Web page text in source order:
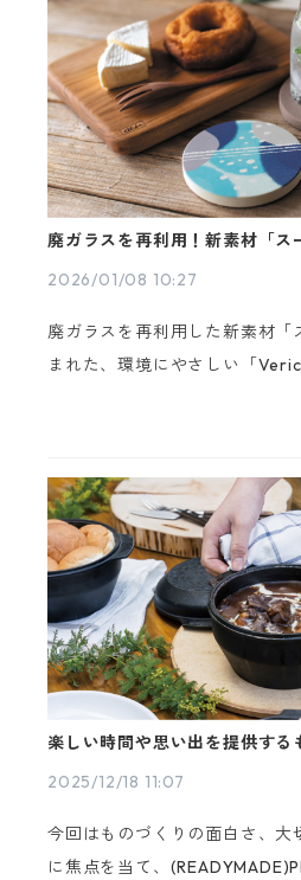
廃ガラスを再利用！新素材「ス
2026/01/08 10:27
廃ガラスを再利用した新素材「
まれた、環境にやさしい「
シリーズが新登場！天然資材
楽しい時間や思い出を提供する
2025/12/18 11:07
今回はものづくりの面白さ、大
に焦点を当て、